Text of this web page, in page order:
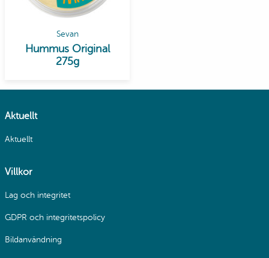
Sevan
Hummus Original
275g
Aktuellt
Aktuellt
Villkor
Lag och integritet
GDPR och integritetspolicy
Bildanvändning